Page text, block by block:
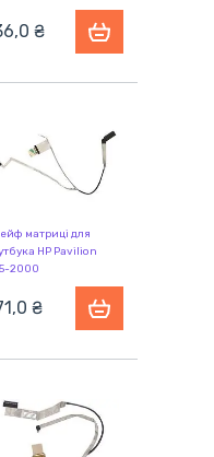
₴
матриці для
HP Pavilion
2000
₴